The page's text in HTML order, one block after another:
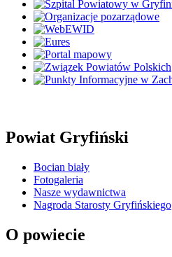
Powiat Gryfiński
Bocian biały
Fotogaleria
Nasze wydawnictwa
Nagroda Starosty Gryfińskiego
O powiecie